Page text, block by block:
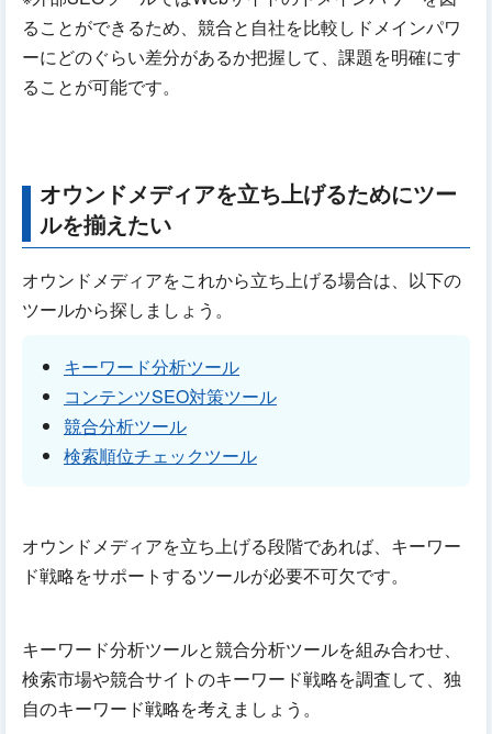
ることができるため、競合と自社を比較しドメインパワ
ーにどのぐらい差分があるか把握して、課題を明確にす
ることが可能です。
オウンドメディアを立ち上げるためにツー
ルを揃えたい
オウンドメディアをこれから立ち上げる場合は、以下の
ツールから探しましょう。
キーワード分析ツール
コンテンツSEO対策ツール
競合分析ツール
検索順位チェックツール
オウンドメディアを立ち上げる段階であれば、キーワー
ド戦略をサポートするツールが必要不可欠です。
キーワード分析ツールと競合分析ツールを組み合わせ、
検索市場や競合サイトのキーワード戦略を調査して、独
自のキーワード戦略を考えましょう。